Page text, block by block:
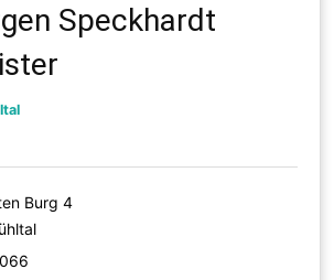
Speckhardt
Burg 4